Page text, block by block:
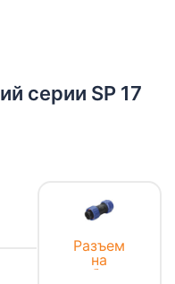
серии SP 17
Разъем
на
кабель